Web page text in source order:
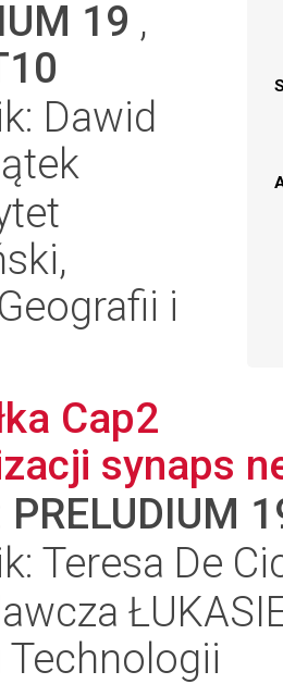
19 ,
Dawid
i
Cap2
synaps
PRELUDIUM
Teresa De